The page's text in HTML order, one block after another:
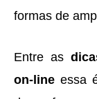
formas de
Entre as
on-line essa